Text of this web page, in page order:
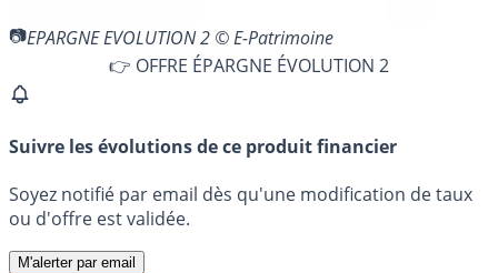
EPARGNE EVOLUTION 2 © E-Patrimoine
👉 OFFRE ÉPARGNE ÉVOLUTION 2
Suivre les évolutions de ce produit financier
Soyez notifié par email dès qu'une modification de taux
ou d'offre est validée.
M'alerter par email